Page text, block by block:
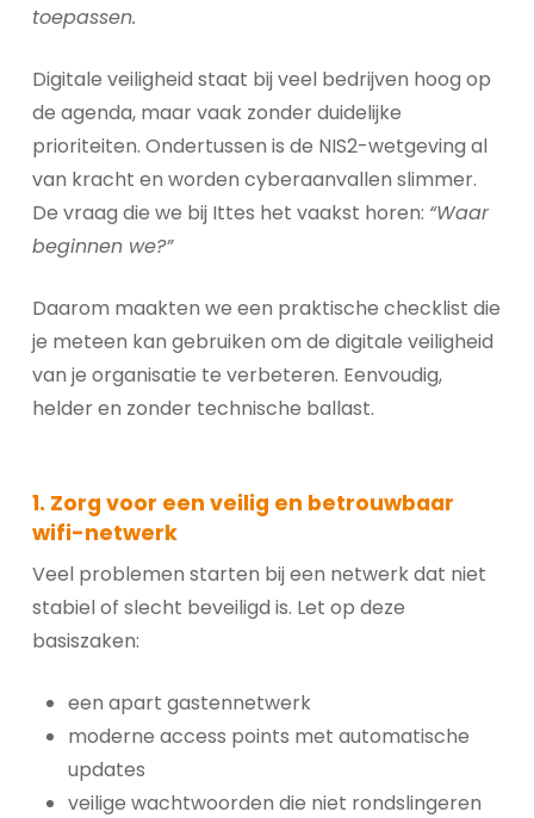
toepassen.
Digitale veiligheid staat bij veel bedrijven hoog op
de agenda, maar vaak zonder duidelijke
prioriteiten. Ondertussen is de NIS2-wetgeving al
van kracht en worden cyberaanvallen slimmer.
De vraag die we bij Ittes het vaakst horen: “Waar
beginnen we?”
Daarom maakten we een praktische checklist die
je meteen kan gebruiken om de digitale veiligheid
van je organisatie te verbeteren. Eenvoudig,
helder en zonder technische ballast.
1. Zorg voor een veilig en betrouwbaar
wifi-netwerk
Veel problemen starten bij een netwerk dat niet
stabiel of slecht beveiligd is. Let op deze
basiszaken:
een apart gastennetwerk
moderne access points met automatische
updates
veilige wachtwoorden die niet rondslingeren